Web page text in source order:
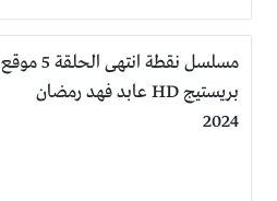
مسلسل نقطة انتهى الحلقة 5 موقع
بريستيج HD عابد فهد رمضان
2024